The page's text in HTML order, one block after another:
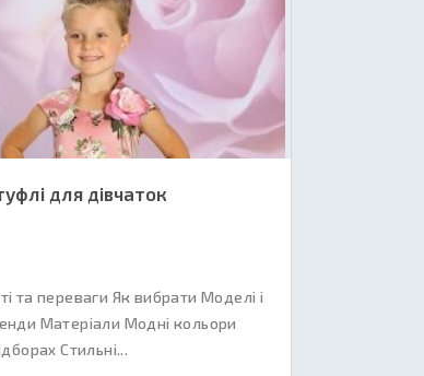
для дівчаток
та переваги Як вибрати Моделі і
Матеріали Модні кольори
Стильні...